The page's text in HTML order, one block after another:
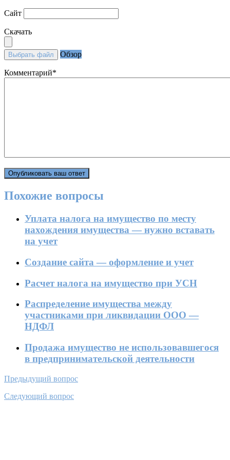
Сайт
Скачать
Выбрать файл Обзор
Комментарий*
Похожие вопросы
Уплата налога на имущество по месту
нахождения имущества — нужно вставать
на учет
Создание сайта — оформление и учет
Расчет налога на имущество при УСН
Распределение имущества между
участниками при ликвидации ООО —
НДФЛ
Продажа имущество не использовавшегося
в предпринимательской деятельности
Предыдущий вопрос
Следующий вопрос